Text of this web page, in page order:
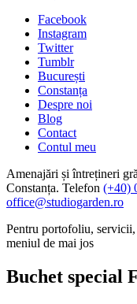
Facebook
Instagram
Twitter
Tumblr
București
Constanța
Despre noi
Blog
Contact
Contul meu
Amenajări și întrețineri
Constanța. Telefon (+40)
office@studiogarden.ro
Pentru portofoliu, servicii,
meniul de mai jos
Buchet special